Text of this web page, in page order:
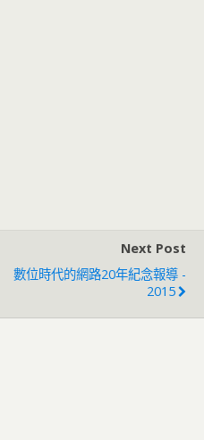
Next Post
數位時代的網路20年紀念報導 -
2015